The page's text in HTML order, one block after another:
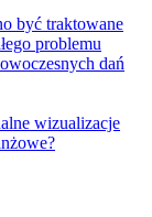
być traktowane
problemu
dań
wizualizacje